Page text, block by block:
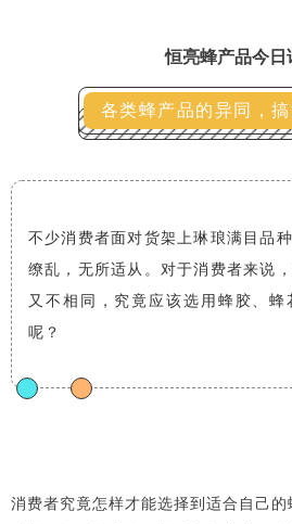
恒亮蜂产品今日
各类蜂产品的异同，搞
不少消费者面对货架上琳琅满目品
缭乱，无所适从。对于消费者来说
又不相同，究竟应该选用蜂胶、
呢？
消费者究竟怎样才能选择到适合自己